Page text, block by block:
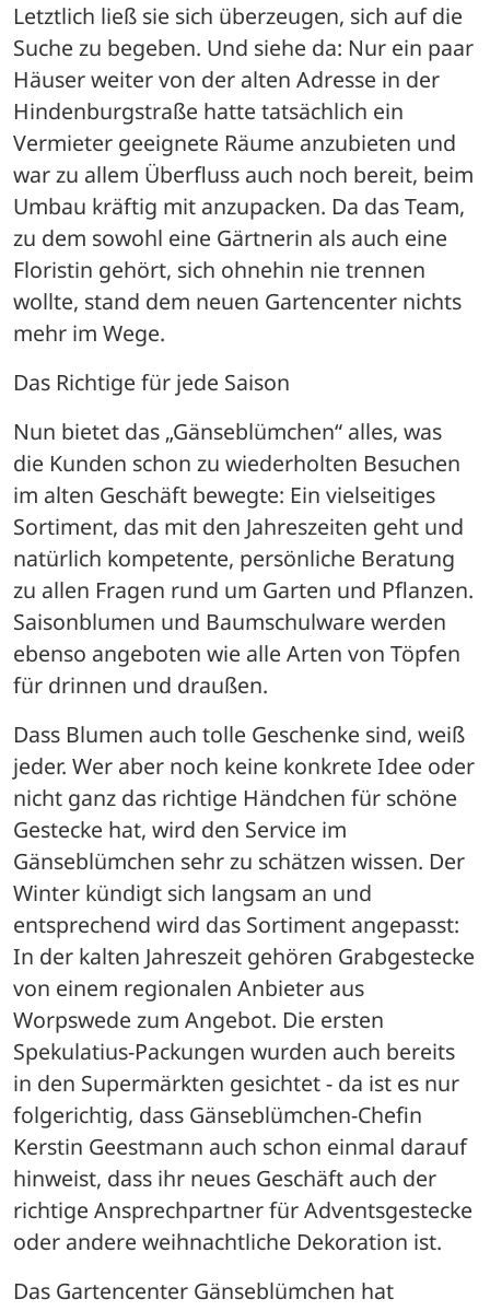
Letztlich ließ sie sich überzeugen, sich auf die
Suche zu begeben. Und siehe da: Nur ein paar
Häuser weiter von der alten Adresse in der
Hindenburgstraße hatte tatsächlich ein
Vermieter geeignete Räume anzubieten und
war zu allem Überfluss auch noch bereit, beim
Umbau kräftig mit anzupacken. Da das Team,
zu dem sowohl eine Gärtnerin als auch eine
Floristin gehört, sich ohnehin nie trennen
wollte, stand dem neuen Gartencenter nichts
mehr im Wege.
Das Richtige für jede Saison
Nun bietet das „Gänseblümchen“ alles, was
die Kunden schon zu wiederholten Besuchen
im alten Geschäft bewegte: Ein vielseitiges
Sortiment, das mit den Jahreszeiten geht und
natürlich kompetente, persönliche Beratung
zu allen Fragen rund um Garten und Pflanzen.
Saisonblumen und Baumschulware werden
ebenso angeboten wie alle Arten von Töpfen
für drinnen und draußen.
Dass Blumen auch tolle Geschenke sind, weiß
jeder. Wer aber noch keine konkrete Idee oder
nicht ganz das richtige Händchen für schöne
Gestecke hat, wird den Service im
Gänseblümchen sehr zu schätzen wissen. Der
Winter kündigt sich langsam an und
entsprechend wird das Sortiment angepasst:
In der kalten Jahreszeit gehören Grabgestecke
von einem regionalen Anbieter aus
Worpswede zum Angebot. Die ersten
Spekulatius-Packungen wurden auch bereits
in den Supermärkten gesichtet - da ist es nur
folgerichtig, dass Gänseblümchen-Chefin
Kerstin Geestmann auch schon einmal darauf
hinweist, dass ihr neues Geschäft auch der
richtige Ansprechpartner für Adventsgestecke
oder andere weihnachtliche Dekoration ist.
Das Gartencenter Gänseblümchen hat